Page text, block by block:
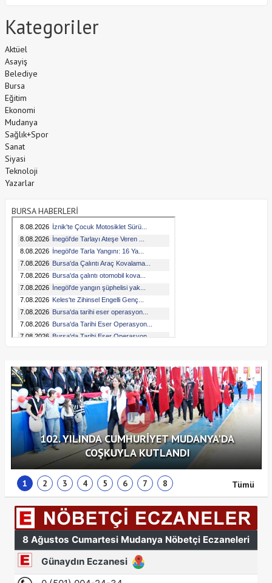
Kategoriler
Aktüel
Asayiş
Belediye
Bursa
Eğitim
Ekonomi
Mudanya
Sağlık+Spor
Sanat
Siyasi
Teknoloji
Yazarlar
BURSA HABERLERİ
Tümü
102. YILINDA CUMHURİYET MUDANYA'DA
COŞKUYLA KUTLANDI
1 2 3 4 5 6 7 8